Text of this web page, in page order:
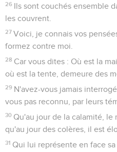
26 Ils sont couchés ensemble
les couvrent.
27 Voici, je connais vos
formez contre moi.
28 Car vous dites : Où est la
où est la tente, demeure des
29 N'avez-vous jamais
vous pas reconnu, par leurs
30 Qu'au jour de la calamité, le
qu'au jour des colères, il est
31 Qui lui représente en face